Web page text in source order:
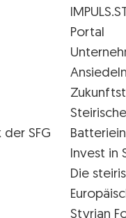
Portal
SFG
Invest in
Die
Styrian